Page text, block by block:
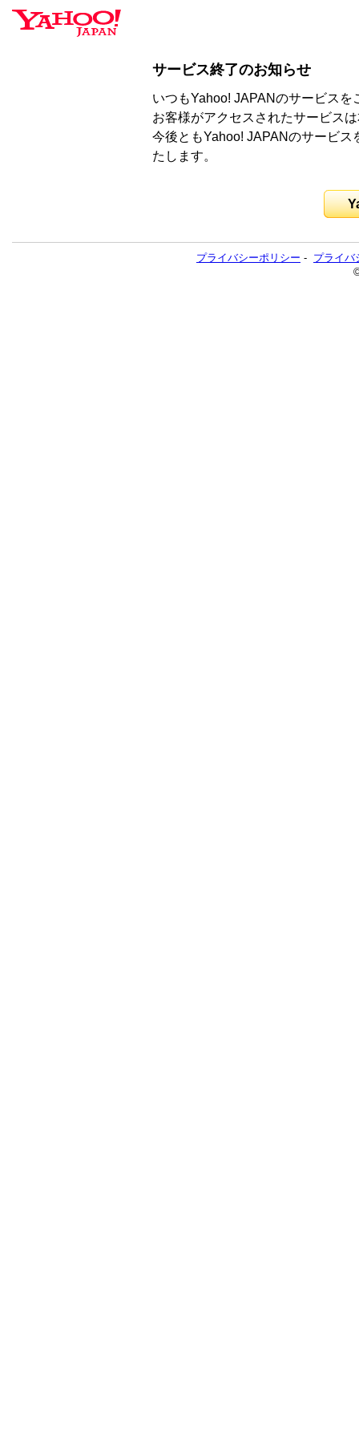
サービス終了のお知らせ
いつもYahoo! JAPANのサービス
お客様がアクセスされたサービス
今後ともYahoo! JAPANのサービ
たします。
プライバシーポリシー - プライバ